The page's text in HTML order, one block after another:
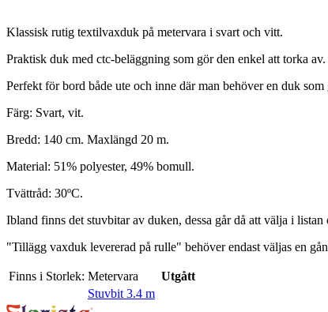
Klassisk rutig textilvaxduk på metervara i svart och vitt.
Praktisk duk med ctc-beläggning som gör den enkel att torka av.
Perfekt för bord både ute och inne där man behöver en duk
Färg: Svart, vit.
Bredd: 140 cm. Maxlängd 20 m.
Material: 51% polyester, 49% bomull.
Tvättråd: 30ºC.
Ibland finns det stuvbitar av duken, dessa går då att välja i listan
"Tillägg vaxduk levererad på rulle" behöver endast väljas en
Finns i Storlek: Metervara
Utgått
Stuvbit 3.4 m